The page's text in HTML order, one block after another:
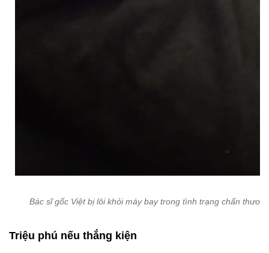
Bác sĩ gốc Việt bị lôi khỏi máy bay trong tình trạng chấn thương
Triệu phú nếu thắng kiện